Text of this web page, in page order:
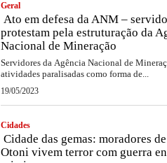
Geral
Ato em defesa da ANM –
protestam pela estruturação da
Nacional de Mineração
Servidores da Agência Nacional de
atividades paralisadas como forma de...
19/05/2023
Cidades
Cidade das gemas: moradores
Otoni vivem terror com guerra